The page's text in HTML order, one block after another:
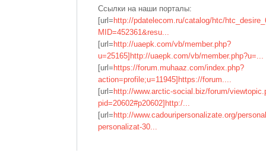
Ссылки на наши порталы:
[url= http://pdatelecom.ru/catalog/htc/
MID=452361&resu...
[url= http://uaepk.com/vb/member.php?
u=25165]http://uaepk.com/vb/member.php?u=...
[url= https://forum.muhaaz.com/index.php?
action=profile;u=11945]https://forum....
[url= http://www.arctic-social.biz/forum/
pid=20602#p20602]http:/...
[url= http://www.cadouripersonalizate.org/
personalizat-30...